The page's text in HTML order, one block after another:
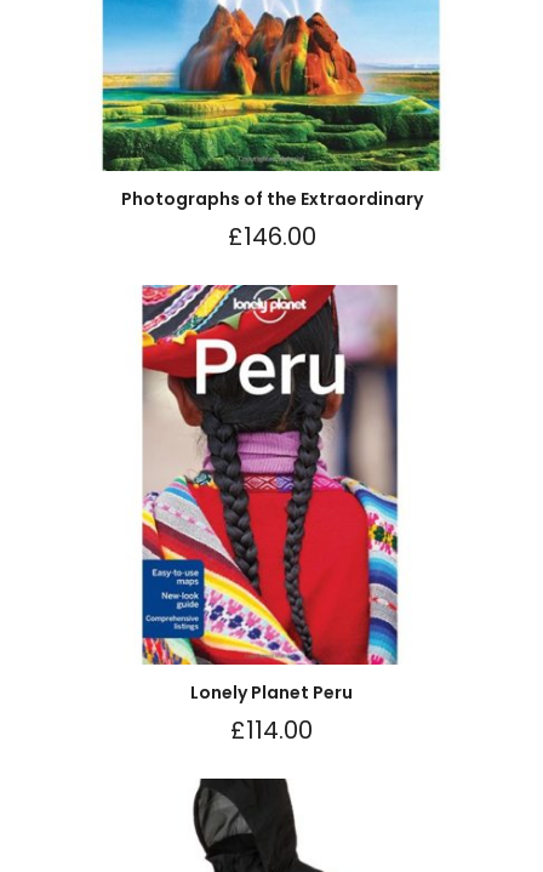
Photographs of the Extraordinary
£146.00
Lonely Planet Peru
£114.00